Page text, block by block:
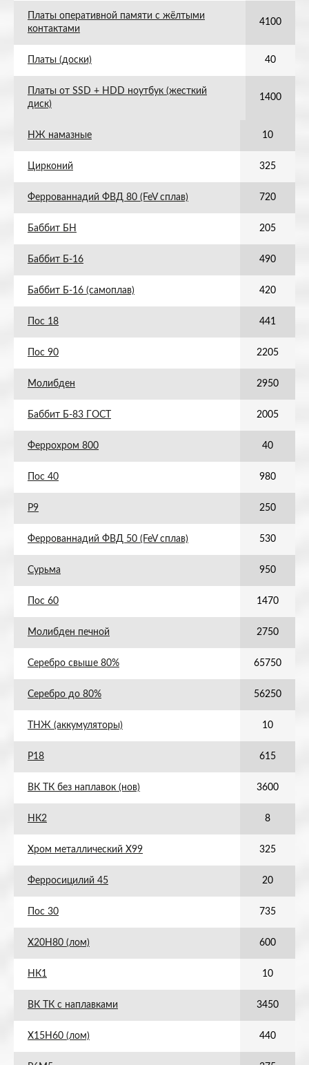
Платы оперативной памяти с жёлтыми
контактами
4100
Платы (доски) 40
Платы от SSD + HDD ноутбук (жесткий
диск)
1400
НЖ намазные 10
Цирконий 325
Феррованнадий ФВД 80 (FeV сплав) 720
Баббит БН 205
Баббит Б-16 490
Баббит Б-16 (самоплав) 420
Пос 18 441
Пос 90 2205
Молибден 2950
Баббит Б-83 ГОСТ 2005
Феррохром 800 40
Пос 40 980
Р9 250
Феррованнадий ФВД 50 (FeV сплав) 530
Сурьма 950
Пос 60 1470
Молибден печной 2750
Серебро свыше 80% 65750
Серебро до 80% 56250
ТНЖ (аккумуляторы) 10
Р18 615
ВК ТК без наплавок (нов) 3600
НК2 8
Хром металлический Х99 325
Ферросицилий 45 20
Пос 30 735
Х20Н80 (лом) 600
НК1 10
ВК ТК с наплавками 3450
Х15Н60 (лом) 440